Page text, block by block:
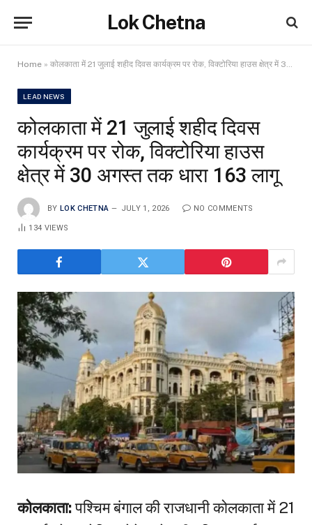
Lok Chetna
Home » कोलकाता में 21 जुलाई शहीद दिवस कार्यक्रम पर रोक, विक्टोरिया हाउस क्षेत्र में 30 अगस्त तक धारा 163 लागू
LEAD NEWS
कोलकाता में 21 जुलाई शहीद दिवस
कार्यक्रम पर रोक, विक्टोरिया हाउस
क्षेत्र में 30 अगस्त तक धारा 163 लागू
BY LOK CHETNA JULY 1, 2026 NO COMMENTS
134 VIEWS
कोलकाता:पश्चिम बंगाल की राजधानी कोलकाता में 21